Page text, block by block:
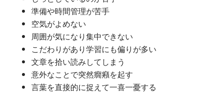
準備や時間管理が苦手
空気がよめない
周囲が気になり集中できない
こだわりがあり学習にも偏りが多い
文章を拾い読みしてしまう
意外なことで突然癇癪を起す
言葉を直接的に捉えて一喜一憂する